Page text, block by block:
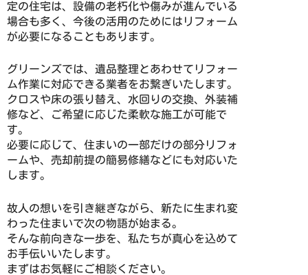
定の住宅は、設備の老朽化や傷みが進んでいる
場合も多く、今後の活用のためにはリフォーム
が必要になることもあります。
グリーンズでは、遺品整理とあわせてリフォー
ム作業に対応できる業者をお繋ぎいたします。
クロスや床の張り替え、水回りの交換、外装補
修など、ご希望に応じた柔軟な施工が可能で
す。
必要に応じて、住まいの一部だけの部分リフォ
ームや、売却前提の簡易修繕などにも対応いた
します。
故人の想いを引き継ぎながら、新たに生まれ変
わった住まいで次の物語が始まる。
そんな前向きな一歩を、私たちが真心を込めて
お手伝いいたします。
まずはお気軽にご相談ください。